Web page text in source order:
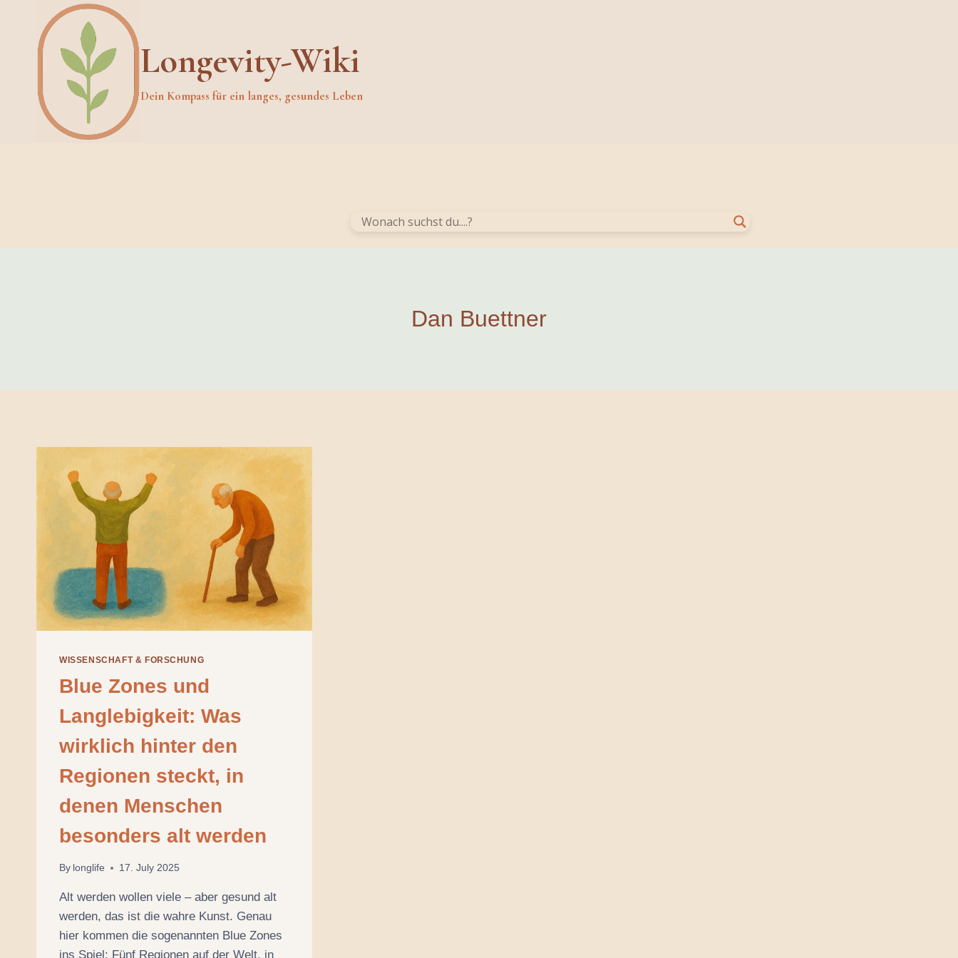
content
Longevity-Wiki
Dein Kompass für ein langes, gesundes Leben
Dan Buettner
WISSENSCHAFT & FORSCHUNG
Blue Zones und
Langlebigkeit: Was
wirklich hinter den
Regionen steckt, in
denen Menschen
besonders alt werden
By longlife 17. July 2025
Alt werden wollen viele – aber gesund alt
werden, das ist die wahre Kunst. Genau
hier kommen die sogenannten Blue Zones
ins Spiel: Fünf Regionen auf der Welt, in